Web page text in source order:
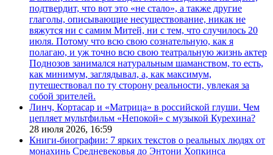
подтвердит, что вот это «не стало», а также другие
глаголы, описывающие несуществование, никак не
вяжутся ни с самим Митей, ни с тем, что случилось 20
июля. Потому что всю свою сознательную, как я
полагаю, и уж точно всю свою театральную жизнь актер
Поднозов занимался натуральным шаманством, то есть,
как минимум, заглядывал, а, как максимум,
путешествовал по ту сторону реальности, увлекая за
собой зрителей.
Линч, Кортасар и «Матрица» в российской глуши. Чем
цепляет мультфильм «Непокой» с музыкой Курехина?
28 июля 2026, 16:59
Книги-биографии: 7 ярких текстов о реальных людях от
монахинь Средневековья до Энтони Хопкинса